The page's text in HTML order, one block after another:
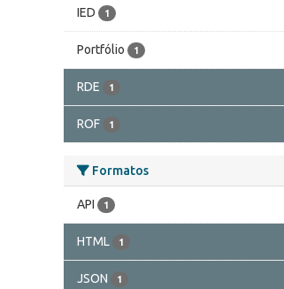
IED 1
Portfólio 1
RDE 1
ROF 1
Formatos
API 1
HTML 1
JSON 1